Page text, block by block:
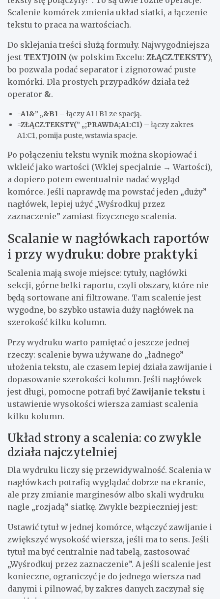
Scalenie komórek zmienia układ siatki, a łączenie
tekstu to praca na wartościach.
Do sklejania treści służą formuły. Najwygodniejsza
jest TEXTJOIN (w polskim Excelu: ZŁĄCZ.TEKSTY),
bo pozwala podać separator i zignorować puste
komórki. Dla prostych przypadków działa też
operator &.
=A1&” „&B1 – łączy A1 i B1 ze spacją.
=ZŁĄCZ.TEKSTY(” „;PRAWDA;A1:C1) – łączy zakres
A1:C1, pomija puste, wstawia spacje.
Po połączeniu tekstu wynik można skopiować i
wkleić jako wartości (Wklej specjalnie → Wartości),
a dopiero potem ewentualnie nadać wygląd
komórce. Jeśli naprawdę ma powstać jeden „duży”
nagłówek, lepiej użyć „Wyśrodkuj przez
zaznaczenie” zamiast fizycznego scalenia.
Scalanie w nagłówkach raportów
i przy wydruku: dobre praktyki
Scalenia mają swoje miejsce: tytuły, nagłówki
sekcji, górne belki raportu, czyli obszary, które nie
będą sortowane ani filtrowane. Tam scalenie jest
wygodne, bo szybko ustawia duży nagłówek na
szerokość kilku kolumn.
Przy wydruku warto pamiętać o jeszcze jednej
rzeczy: scalenie bywa używane do „ładnego”
ułożenia tekstu, ale czasem lepiej działa zawijanie i
dopasowanie szerokości kolumn. Jeśli nagłówek
jest długi, pomocne potrafi być Zawijanie tekstu i
ustawienie wysokości wiersza zamiast scalenia
kilku kolumn.
Układ strony a scalenia: co zwykle
działa najczytelniej
Dla wydruku liczy się przewidywalność. Scalenia w
nagłówkach potrafią wyglądać dobrze na ekranie,
ale przy zmianie marginesów albo skali wydruku
nagle „rozjadą” siatkę. Zwykle bezpieczniej jest:
Ustawić tytuł w jednej komórce, włączyć zawijanie i
zwiększyć wysokość wiersza, jeśli ma to sens. Jeśli
tytuł ma być centralnie nad tabelą, zastosować
„Wyśrodkuj przez zaznaczenie”. A jeśli scalenie jest
konieczne, ograniczyć je do jednego wiersza nad
danymi i pilnować, by zakres danych zaczynał się